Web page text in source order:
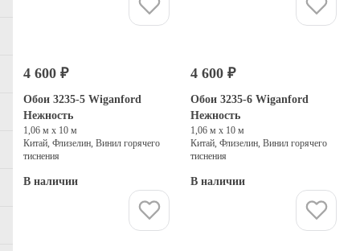
4 600 ₽
Обои 3235-5 Wiganford
Нежность
1,06 м х 10 м
Китай, Флизелин, Винил горячего
тиснения
В наличии
4 600 ₽
Обои 3235-6 Wiganford
Нежность
1,06 м х 10 м
Китай, Флизелин, Винил горячего
тиснения
В наличии